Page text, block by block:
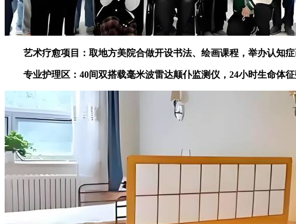
艺术疗愈项目：取地方美院合做开设书法、绘画课程，举办认知症
专业护理区：40间双搭载毫米波雷达颠仆监测仪，24小时生命体征